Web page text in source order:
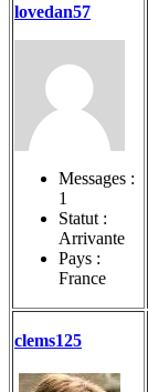
lovedan57
Messages :
1
Statut :
Arrivante
Pays :
France
clems125